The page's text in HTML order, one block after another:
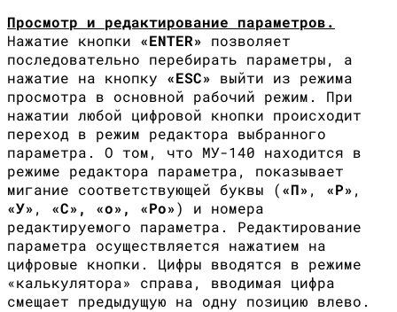
Просмотр и редактирование параметров.
Нажатие кнопки «ENTER» позволяет
последовательно перебирать параметры, а
нажатие на кнопку «ESC» выйти из режима
просмотра в основной рабочий режим. При
нажатии любой цифровой кнопки происходит
переход в режим редактора выбранного
параметра. О том, что МУ-140 находится в
режиме редактора параметра, показывает
мигание соответствующей буквы («П», «Р»,
«У», «С», «о», «Ро») и номера
редактируемого параметра. Редактирование
параметра осуществляется нажатием на
цифровые кнопки. Цифры вводятся в режиме
«калькулятора» справа, вводимая цифра
смещает предыдущую на одну позицию влево.